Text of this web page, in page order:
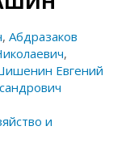
,Абдразаков
,
Евгений
и